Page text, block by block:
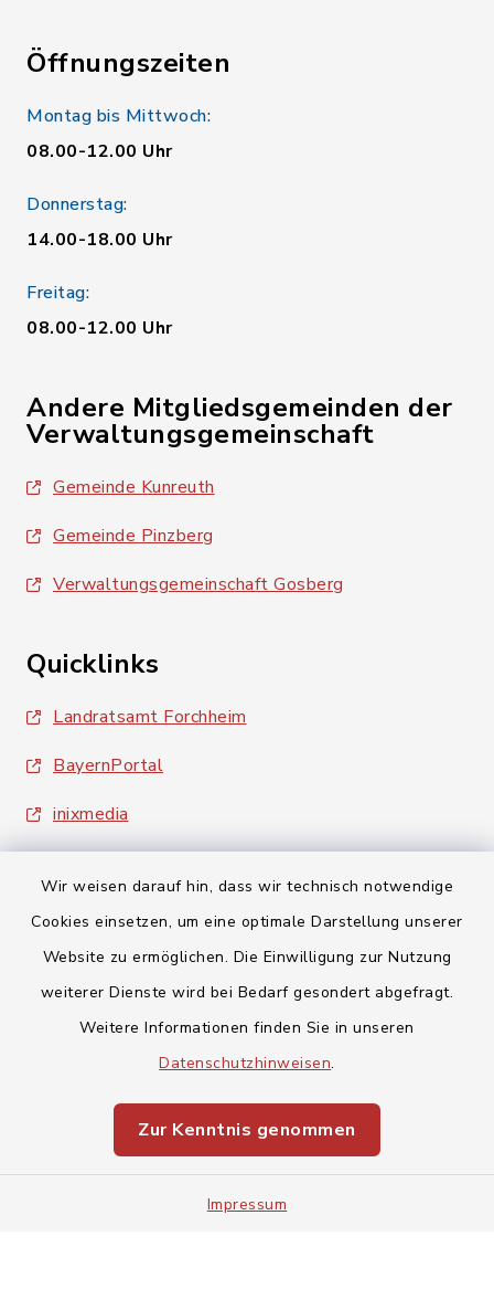
Wir weisen darauf hin, dass wir technisch notwendige
Cookies einsetzen, um eine optimale Darstellung unserer
Website zu ermöglichen. Die Einwilligung zur Nutzung
weiterer Dienste wird bei Bedarf gesondert abgefragt.
Weitere Informationen finden Sie in unseren
Datenschutzhinweisen.
Zur Kenntnis genommen
Impressum
Öffnungszeiten
Montag bis Mittwoch:
08.00-12.00 Uhr
Donnerstag:
14.00-18.00 Uhr
Freitag:
08.00-12.00 Uhr
Andere Mitgliedsgemeinden der
Verwaltungsgemeinschaft
Gemeinde Kunreuth
Gemeinde Pinzberg
Verwaltungsgemeinschaft Gosberg
Quicklinks
Landratsamt Forchheim
BayernPortal
inixmedia
Barrierefreiheit
Impressum
Sitemap